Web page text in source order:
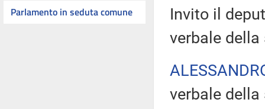
Parlamento in seduta comune
Invito il
verbale della
verbale